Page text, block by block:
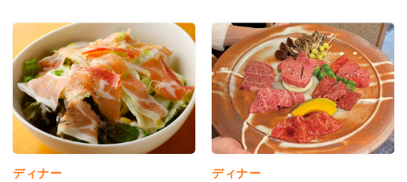
ディナー
ディナー